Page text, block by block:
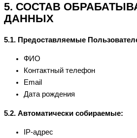
5. СОСТАВ
ДАННЫХ
5.1. Предоставляемые
ФИО
Контактный телефон
Email
Дата рождения
5.2. Автоматически собираемые:
IP-адрес